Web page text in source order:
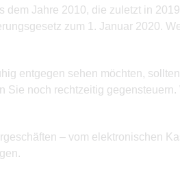
Jahre 2010, die zuletzt in
zum 1. Januar 2020.
entgegen sehen möchten,
noch rechtzeitig
– vom elektronischen